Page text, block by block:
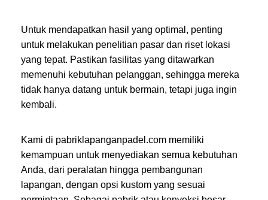
Untuk mendapatkan hasil yang optimal, penting
untuk melakukan penelitian pasar dan riset lokasi
yang tepat. Pastikan fasilitas yang ditawarkan
memenuhi kebutuhan pelanggan, sehingga mereka
tidak hanya datang untuk bermain, tetapi juga ingin
kembali.
Kami di pabriklapanganpadel.com memiliki
kemampuan untuk menyediakan semua kebutuhan
Anda, dari peralatan hingga pembangunan
lapangan, dengan opsi kustom yang sesuai